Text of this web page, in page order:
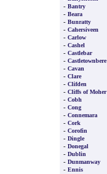
- Bantry
- Beara
- Bunratty
- Cahersiveen
- Carlow
- Cashel
- Castlebar
- Castletownbere
- Cavan
- Clare
- Clifden
- Cliffs of Moher
- Cobh
- Cong
- Connemara
- Cork
- Corofin
- Dingle
- Donegal
- Dublin
- Dunmanway
- Ennis